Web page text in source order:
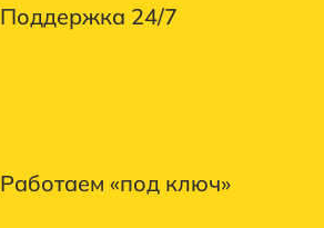
Поддержка 24/7
Работаем «под ключ»